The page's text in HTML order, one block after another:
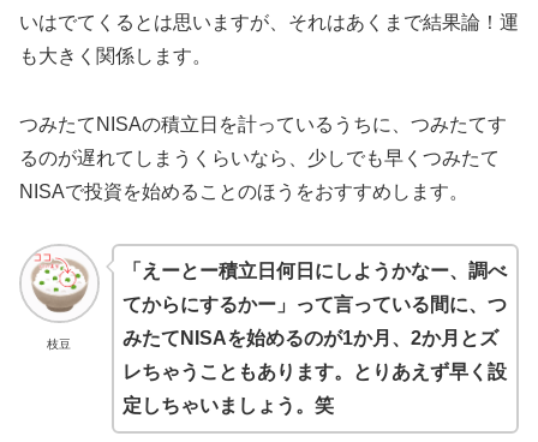
いはでてくるとは思いますが、それはあくまで結果論！運
も大きく関係します。
つみたてNISAの積立日を計っているうちに、つみたてす
るのが遅れてしまうくらいなら、少しでも早くつみたて
NISAで投資を始めることのほうをおすすめします。
枝豆
「えーとー積立日何日にしようかなー、調べ
てからにするかー」って言っている間に、つ
みたてNISAを始めるのが1か月、2か月とズ
レちゃうこともあります。とりあえず早く設
定しちゃいましょう。笑